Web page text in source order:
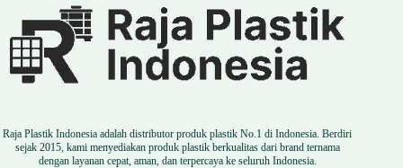
Raja Plastik Indonesia adalah distributor produk plastik No.1 di Indonesia. Berdiri
sejak 2015, kami menyediakan produk plastik berkualitas dari brand ternama
dengan layanan cepat, aman, dan terpercaya ke seluruh Indonesia.